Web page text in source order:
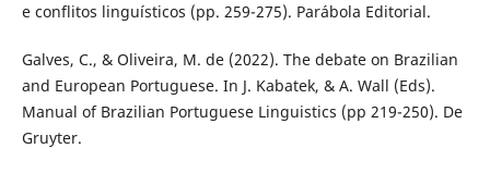
e conflitos linguísticos (pp. 259-275). Parábola Editorial.
Galves, C., & Oliveira, M. de (2022). The debate on Brazilian
and European Portuguese. In J. Kabatek, & A. Wall (Eds).
Manual of Brazilian Portuguese Linguistics (pp 219-250). De
Gruyter.